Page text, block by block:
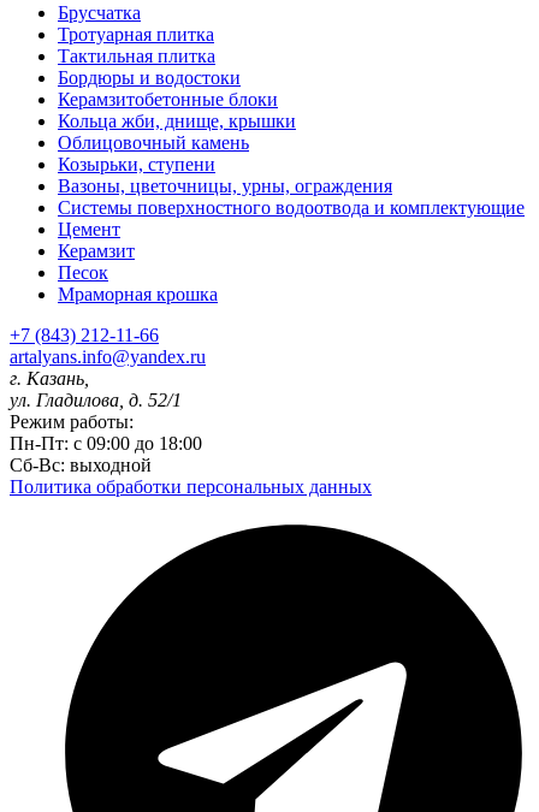
Брусчатка
Тротуарная плитка
Тактильная плитка
Бордюры и водостоки
Керамзитобетонные блоки
Кольца жби, днище, крышки
Облицовочный камень
Козырьки, ступени
Вазоны, цветочницы, урны, ограждения
Системы поверхностного водоотвода и комплектующие
Цемент
Керамзит
Песок
Мраморная крошка
+7 (843) 212-11-66
artalyans.info@yandex.ru
г. Казань,
ул. Гладилова, д. 52/1
Режим работы:
Пн-Пт: с 09:00 до 18:00
Сб-Вс: выходной
Политика обработки персональных данных